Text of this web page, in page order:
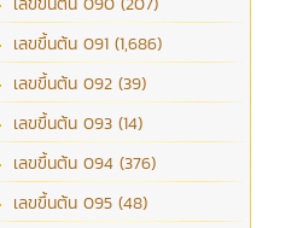
เลขขึ้นต้น 091 (1,686)
เลขขึ้นต้น 092 (39)
เลขขึ้นต้น 093 (14)
เลขขึ้นต้น 094 (376)
เลขขึ้นต้น 095 (48)